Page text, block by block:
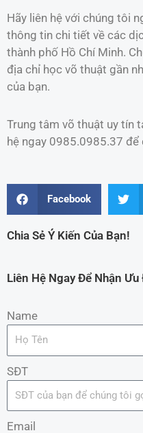
Hãy liên hệ với chúng tôi
thông tin chi tiết về các
thành phố Hồ Chí Minh.
địa chỉ học võ thuật gần
của bạn.
Trung tâm võ thuật uy tín
hệ ngay 0985.0985.37
Facebook
Chia Sẻ Ý Kiến Của Bạn!
Liên Hệ Ngay Để Nhận Ưu
Name
SĐT
Email